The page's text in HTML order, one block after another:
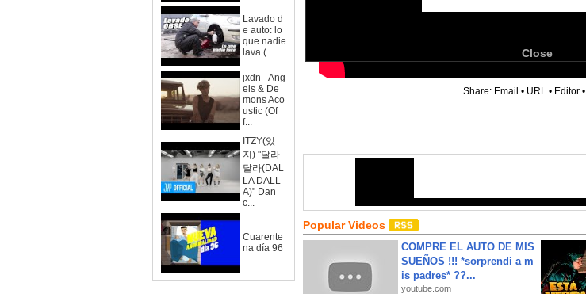
Lavado d
e auto: lo
que nadie
lava (...
jxdn - Ang
els & De
mons Aco
ustic (Of
f...
ITZY(있
지) "달라
달라(DAL
LA DALL
A)" Dan
c...
Cuarente
na día 96
Close
Share: Email • URL • Editor •
Popular Videos
COMPRE EL AUTO DE MIS
SUEÑOS !!! *sorprendi a m
is padres* ??...
youtube.com